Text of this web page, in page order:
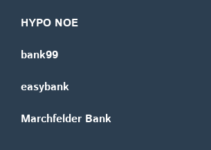
HYPO NOE
bank99
easybank
Marchfelder Bank